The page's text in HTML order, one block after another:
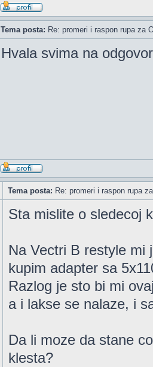
Tema posta: Re: promeri i raspon rupa za
Hvala svima na
Tema posta: Re: promeri i raspon rupa
Sta mislite o sledecoj
Na Vectri B restyle mi
kupim adapter sa
Razlog je sto bi mi
a i lakse se nalaze, i
Da li moze da stane
klesta?